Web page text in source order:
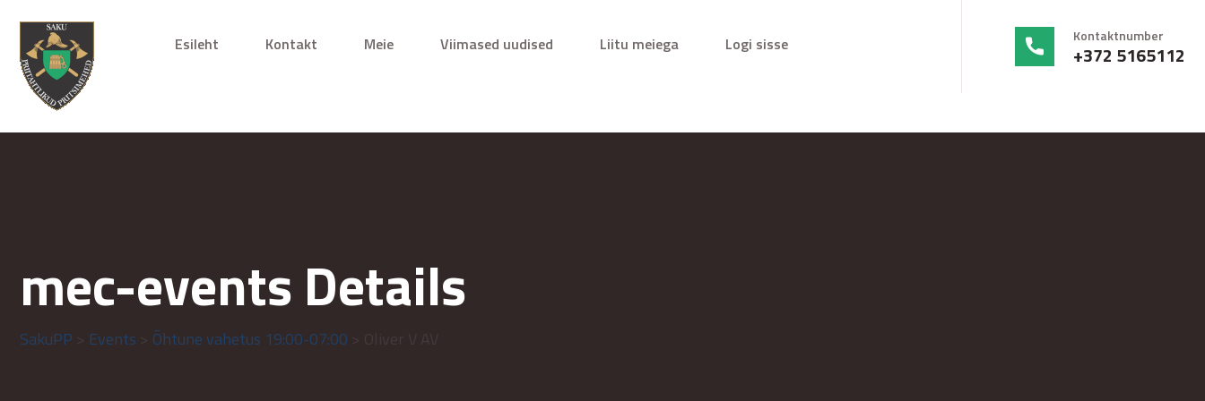
Esileht Kontakt Meie Viimased uudised Liitu meiega Logi sisse Kontaktnumber
+372 5165112
mec-events Details
SakuPP Events Õhtune vahetus 19:00-07:00